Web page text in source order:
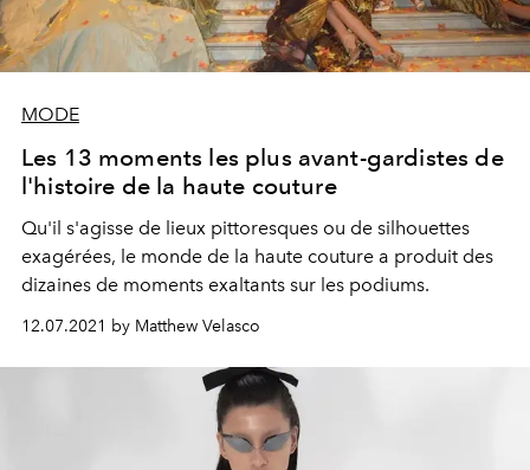
MODE
Les 13 moments les plus avant-gardistes de
l'histoire de la haute couture
Qu'il s'agisse de lieux pittoresques ou de silhouettes
exagérées, le monde de la haute couture a produit des
dizaines de moments exaltants sur les podiums.
12.07.2021 by Matthew Velasco